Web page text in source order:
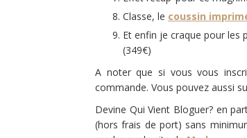
Classe, le coussin
Et enfin je craque pour les
(349€)
A noter que si vous vous
commande. Vous pouvez aussi
Devine Qui Vient Bloguer? en
(hors frais de port) sans